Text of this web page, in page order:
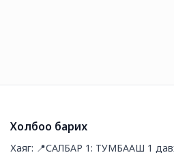
Холбоо барих
Хаяг: 📍САЛБАР 1: ТУМБААШ 1